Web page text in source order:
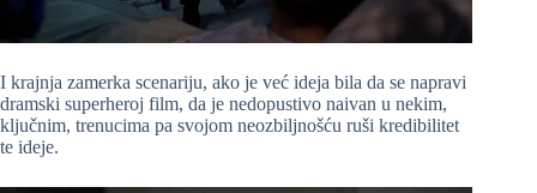
I krajnja zamerka scenariju, ako je već ideja bila da se napravi
dramski superheroj film, da je nedopustivo naivan u nekim,
ključnim, trenucima pa svojom neozbiljnošću ruši kredibilitet
te ideje.